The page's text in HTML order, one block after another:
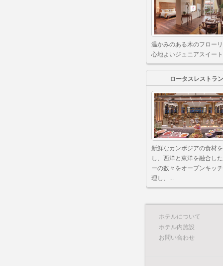
温かみのある木のフロー
心地よいジュニアスイー
ロータスレストラン
新鮮なカンボジアの食材
し、西洋と東洋を融合し
ーの数々をオープンキッ
理し、...
ホテルについて
ホテル内施設
お問い合わせ